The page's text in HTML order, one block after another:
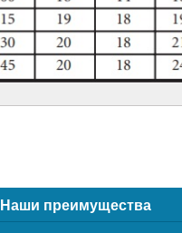
Наши преимущества